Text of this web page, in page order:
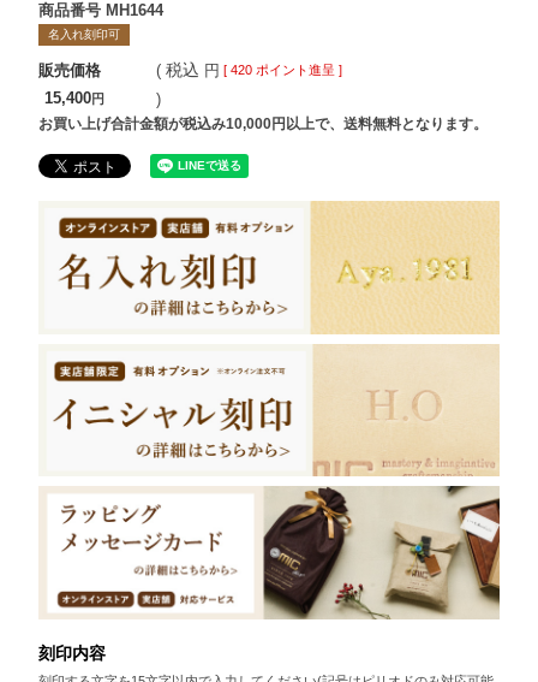
商品番号 MH1644
名入れ刻印可
販売価格
15,400
税込 [ 420 ポイント進呈 ]
お買い上げ合計金額が税込み10,000円以上で、送料無料となります。
刻印内容